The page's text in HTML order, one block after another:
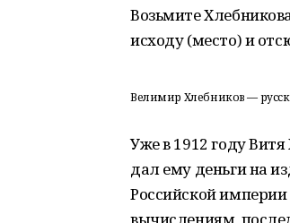
Возьмите
исходу (место) и
Велимир Хлебников —
Уже в 1912 году
дал ему деньги на
Российской империи